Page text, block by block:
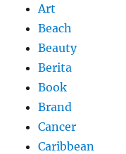
Art
Beach
Beauty
Berita
Book
Brand
Cancer
Caribbean